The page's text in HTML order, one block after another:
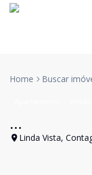
Home Buscar
...
Linda Vista,